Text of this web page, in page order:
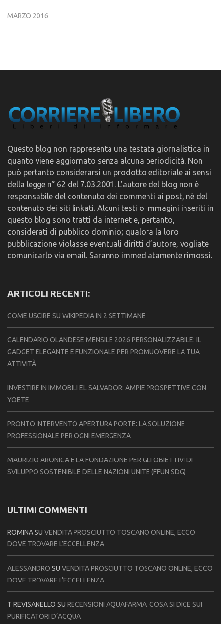
MARZO 2016
Questo blog non rappresenta una testata giornalistica in
quanto viene aggiornato senza alcuna periodicità. Non
può pertanto considerarsi un prodotto editoriale ai sensi
della legge n° 62 del 7.03.2001. L’autore del blog non è
responsabile del contenuto dei commenti ai post, nè del
contenuto dei siti linkati. Alcuni testi o immagini inseriti in
questo blog sono tratti da internet e, pertanto,
considerati di pubblico dominio; qualora la loro
pubblicazione violasse eventuali diritti d’autore, vogliate
comunicarlo via email. Saranno immediatamente rimossi.
ARTICOLI RECENTI:
COME USCIRE SU WIKIPEDIA IN 2 SETTIMANE
CALENDARIO OLANDESE MENSILE 2026 PERSONALIZZABILE: IL
GADGET ELEGANTE E FUNZIONALE PER PROMUOVERE LA TUA
ATTIVITÀ
INVESTIRE IN IMMOBILI EL SALVADOR: AMPIE PROSPETTIVE CON
YOETE
PRONTO INTERVENTO APERTURA PORTE: LA SOLUZIONE
PROFESSIONALE PER OGNI EMERGENZA
MAURIZIO ARONICA E LA FONDAZIONE PER GLI OBIETTIVI DI
SVILUPPO SOSTENIBILE DELLE NAZIONI UNITE (FFUN SDG)
ULTIMI COMMENTI
ROMINASU VENDITA PROSCIUTTO TOSCANO ONLINE, ECCO
DOVE TROVARE L’ECCELLENZA
ALESSANDRO SU VENDITA PROSCIUTTO TOSCANO ONLINE, ECCO
DOVE TROVARE L’ECCELLENZA
T REVISANELLO SU RECENSIONI AQUAFARMA: COSA SI DICE SUI
PURIFICATORI D’ACQUA